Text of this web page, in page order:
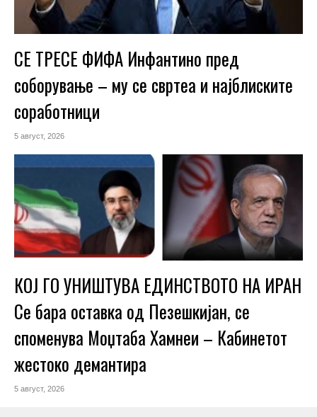
СЕ ТРЕСЕ ФИФА Инфантино пред
соборување – му се свртеа и најблиските
соработници
5 август, 2026
КОЈ ГО УНИШТУВА ЕДИНСТВОТО НА ИРАН
Се бара оставка од Пезешкијан, се
споменува Моџтаба Хамнеи – Кабинетот
жестоко демантира
5 август, 2026